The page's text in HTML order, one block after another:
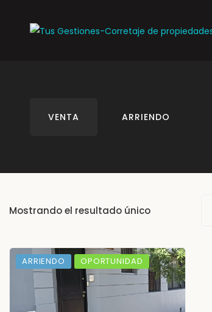
VENTA ARRIENDO
Mostrando el resultado único
ARRIENDO OPORTUNIDAD